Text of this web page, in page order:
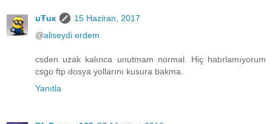
uŦuк
15 Haziran, 2017
@aliseydi erdem
csden uzak kalınca unutmam normal. Hiç hatırlamıyorum
csgo ftp dosya yollarını kusura bakma.
Yanıtla